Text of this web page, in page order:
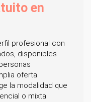
en
profesional con
disponibles
oferta
la modalidad que
o mixta.